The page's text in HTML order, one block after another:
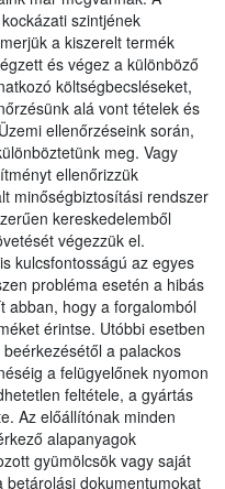
szintjének
a kiszerelt termék
és végez a különböző
költségbecsléseket,
alá vont tételek és
ellenőrzéseink során,
meg. Vagy
ellenőrizzük
minőségbiztosítási rendszer
kereskedelemből
végezzük el.
kulcsfontosságú az egyes
probléma esetén a hibás
abban, hogy a forgalomból
érintse. Utóbbi esetben
a palackos
a felügyelőnek nyomon
feltétele, a gyártás
Az előállítónak minden
alapanyagok
gyümölcsök vagy saját
dokumentumokat